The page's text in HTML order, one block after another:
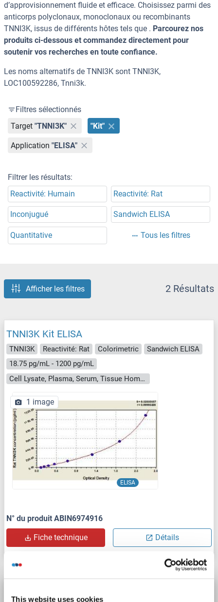
This website uses cookies
d’approvisionnement fluide et efficace. Choisissez parmi des
anticorps polyclonaux, monoclonaux ou recombinants
TNNI3K, issus de différents hôtes tels que . Parcourez nos
produits ci-dessous et commandez directement pour
soutenir vos recherches en toute confiance.
Les noms alternatifs de TNNI3K sont TNNI3K,
LOC100592286, Tnni3k.
Filtres sélectionnés
Target "TNNI3K" "Kit"
Application "ELISA"
Filtrer les résultats:
Reactivité: Humain
Reactivité: Rat
Inconjugué Sandwich ELISA
Quantitative Tous les filtres
Afficher les filtres 2 Résultats
TNNI3K Kit ELISA
TNNI3K Reactivité: Rat Colorimetric
Sandwich ELISA
18.75 pg/mL - 1200 pg/mL
Cell Lysate, Plasma, Serum, Tissue Homogenate
ELISA
1 image
N° du produit ABIN6974916
Fiche technique Détails